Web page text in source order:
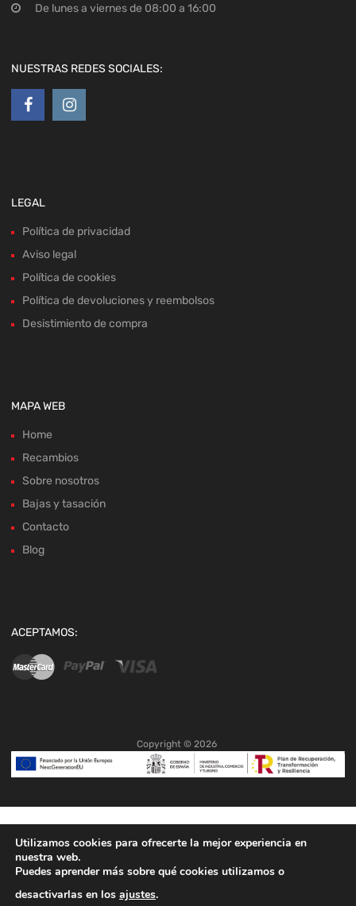
De lunes a viernes de 08:00 a 16:00
NUESTRAS REDES SOCIALES:
LEGAL
Política de privacidad
Aviso legal
Política de cookies
Política de devoluciones y reembolsos
Desistimiento de compra
MAPA WEB
Home
Recambios
Sobre nosotros
Bajas y tasación
Contacto
Blog
ACEPTAMOS:
Copyright © 2026
Utilizamos cookies para ofrecerte la mejor experiencia en
nuestra web.
Puedes aprender más sobre qué cookies utilizamos o
desactivarlas en los ajustes.